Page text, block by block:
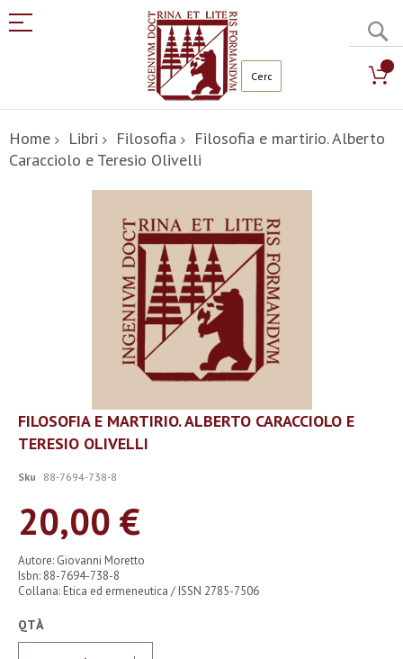
al
contenuto
Home Libri Filosofia
Filosofia e martirio. Alberto
Caracciolo e Teresio Olivelli
Vai
all'inizio
della
di
FILOSOFIA E MARTIRIO. ALBERTO CARACCIOLO E
TERESIO OLIVELLI
Sku 88-7694-738-8
20,00 €
Autore: Giovanni Moretto
Isbn: 88-7694-738-8
Collana: Etica ed ermeneutica / ISSN 2785-7506
QTÀ